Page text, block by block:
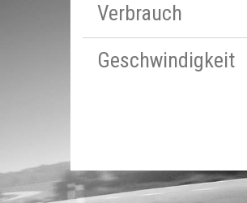
Verbrauch
Geschwindigkeit